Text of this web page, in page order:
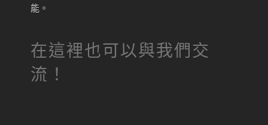
能。
在這裡也可以與我們交
流！